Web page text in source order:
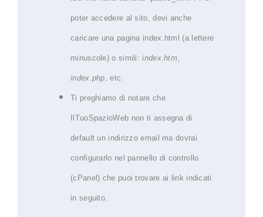
poter accedere al sito, devi anche
caricare una pagina index.html (a lettere
minuscole) o simili:index.htm,
index.php, etc.
Ti preghiamo di notare che
IlTuoSpazioWeb non ti assegna di
default un indirizzo email ma dovrai
configurarlo nel pannello di controllo
(cPanel) che puoi trovare ai link indicati
in seguito.